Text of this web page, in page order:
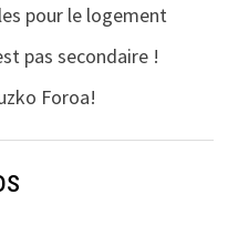
pour le logement
pas secondaire !
Foroa!